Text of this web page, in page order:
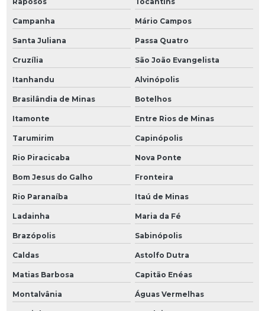
Campanha Mário Campos
Santa Juliana Passa Quatro
Cruzília São João Evangelista
Itanhandu Alvinópolis
Brasilândia de Minas Botelhos
Itamonte Entre Rios de Minas
Tarumirim Capinópolis
Rio Piracicaba Nova Ponte
Bom Jesus do Galho Fronteira
Rio Paranaíba Itaú de Minas
Ladainha Maria da Fé
Brazópolis Sabinópolis
Caldas Astolfo Dutra
Matias Barbosa Capitão Enéas
Montalvânia Águas Vermelhas